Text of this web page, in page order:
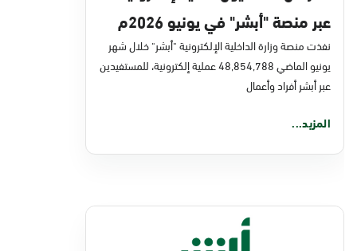
عبر منصة "أبشر" في يونيو 2026م
نفذت منصة وزارة الداخلية الإلكترونية "أبشر" خلال شهر
يونيو الماضي 48,854,788 عملية إلكترونية، للمستفيدين
عبر أبشر أفراد وأعمال
المزيد...